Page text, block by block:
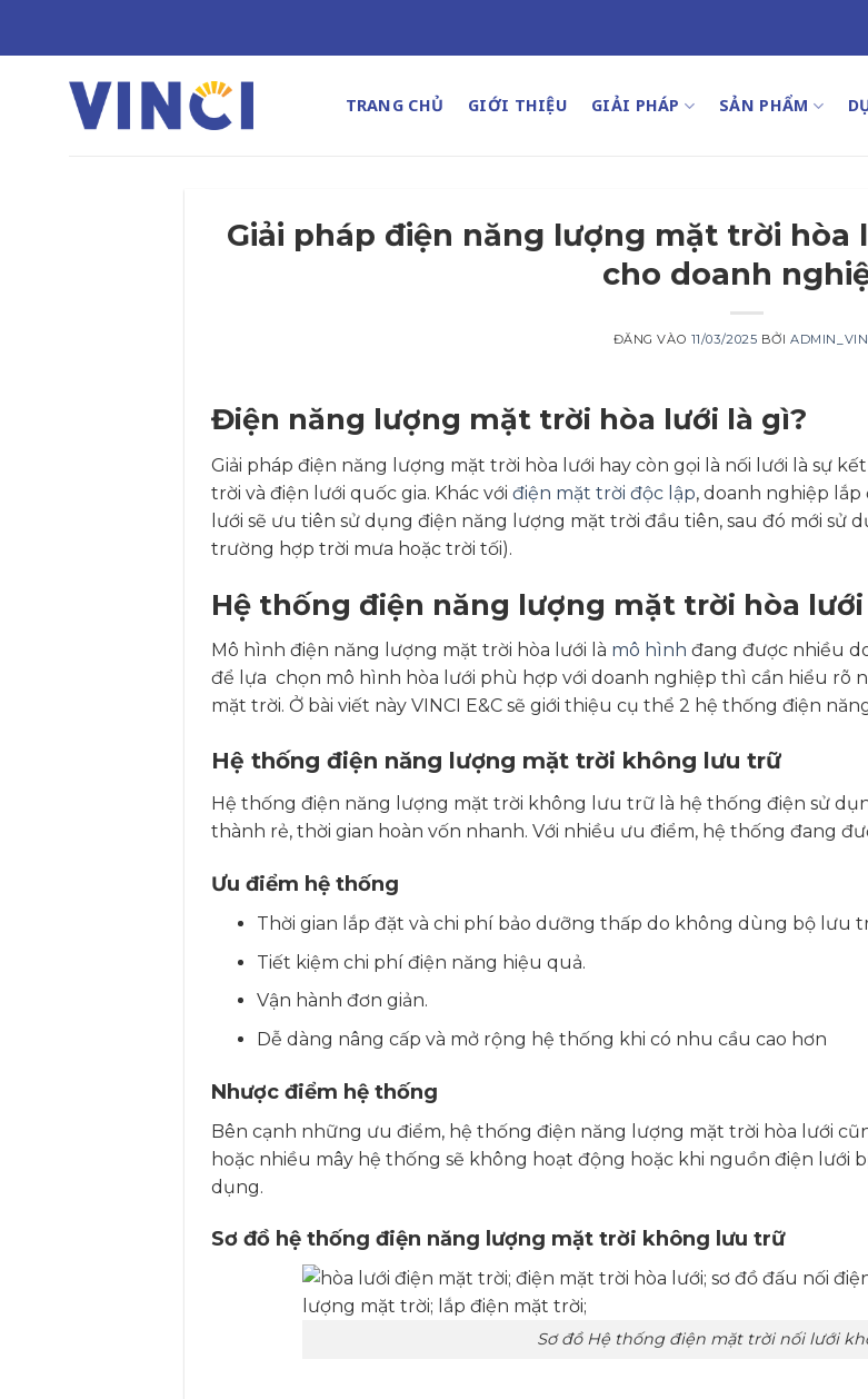
TRANG CHỦ GIỚI THIỆU GIẢI PHÁP SẢN PHẨM
Giải pháp điện năng lượng mặt trời hòa
cho doanh
ĐĂNG VÀO 11/03/2025 BỞI
Điện năng lượng mặt trời hòa lưới là gì?
Giải pháp điện năng lượng mặt trời hòa lưới hay còn gọi là nối lưới là sự
trời và điện lưới quốc gia. Khác vớiđiện mặt trời độc lập, doanh nghiệp
lưới sẽ ưu tiên sử dụng điện năng lượng mặt trời đầu tiên, sau đó mới sử
trường hợp trời mưa hoặc trời tối).
Hệ thống điện năng lượng mặt trời hòa
Mô hình điện năng lượng mặt trời hòa lưới là mô hình đang được nhiều
để lựa chọn mô hình hòa lưới phù hợp với doanh nghiệp thì cần hiểu rõ
mặt trời. Ở bài viết này VINCI E&C sẽ giới thiệu cụ thể 2 hệ thống điện
Hệ thống điện năng lượng mặt trời không lưu trữ
Hệ thống điện năng lượng mặt trời không lưu trữ là hệ thống điện sử
thành rẻ, thời gian hoàn vốn nhanh. Với nhiều ưu điểm, hệ thống đang
Ưu điểm hệ thống
Thời gian lắp đặt và chi phí bảo dưỡng thấp do không dùng bộ lưu
Tiết kiệm chi phí điện năng hiệu quả.
Vận hành đơn giản.
Dễ dàng nâng cấp và mở rộng hệ thống khi có nhu cầu cao hơn
Nhược điểm hệ thống
Bên cạnh những ưu điểm, hệ thống điện năng lượng mặt trời hòa lưới
hoặc nhiều mây hệ thống sẽ không hoạt động hoặc khi nguồn điện lưới
dụng.
Sơ đồ hệ thống điện năng lượng mặt trời không lưu trữ
Sơ đồ Hệ thống điện mặt trời nối lưới